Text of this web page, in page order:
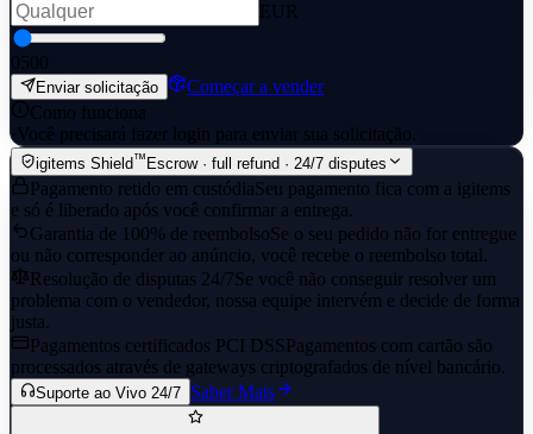
EUR
0500
Enviar solicitação
Começar a vender
Como funciona
·Você precisará fazer login para enviar sua solicitação.
igitems Shield™ Escrow · full refund · 24/7 disputes
Pagamento retido em custódiaSeu pagamento fica com a igitems
e só é liberado após você confirmar a entrega.
Garantia de 100% de reembolsoSe o seu pedido não for entregue
ou não corresponder ao anúncio, você recebe o reembolso total.
Resolução de disputas 24/7Se você não conseguir resolver um
problema com o vendedor, nossa equipe intervém e decide de forma
justa.
Pagamentos certificados PCI DSS Pagamentos com cartão são
processados através de gateways criptografados de nível bancário.
Suporte ao Vivo 24/7 Saber Mais